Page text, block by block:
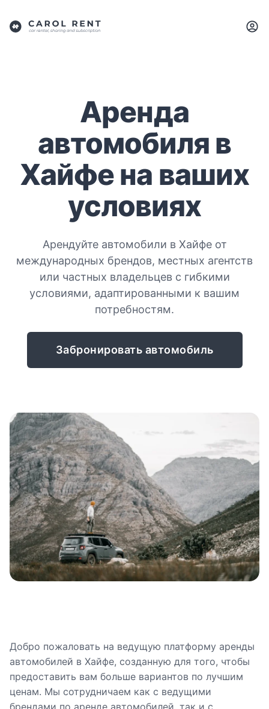
Аренда
автомобиля в
Хайфе на ваших
условиях
Арендуйте автомобили в Хайфе от
международных брендов, местных агентств
или частных владельцев с гибкими
условиями, адаптированными к вашим
потребностям.
Забронировать автомобиль
Добро пожаловать на ведущую платформу аренды
автомобилей в Хайфе, созданную для того, чтобы
предоставить вам больше вариантов по лучшим
ценам. Мы сотрудничаем как с ведущими
брендами по аренде автомобилей, так и с